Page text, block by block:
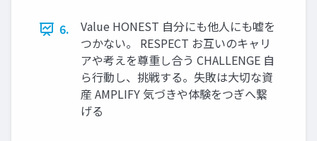
6.
Value HONEST 自分にも他人にも嘘を
つかない。 RESPECT お互いのキャリ
アや考えを尊重し合う CHALLENGE 自
ら行動し、挑戦する。失敗は大切な資
産 AMPLIFY 気づきや体験をつぎへ繋
げる